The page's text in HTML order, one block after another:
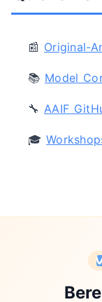
📰 Original-
📚 Model
🔧AAIF
🎓